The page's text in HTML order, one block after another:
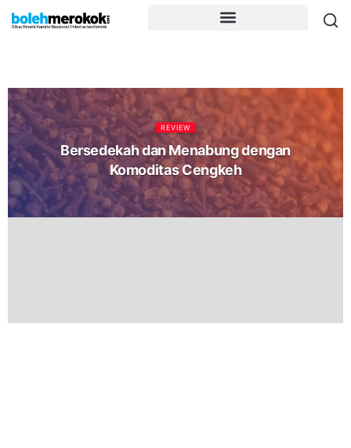
REVIEW
Bersedekah dan Menabung dengan
Komoditas Cengkeh